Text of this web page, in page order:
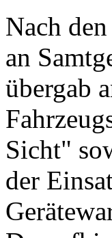
Nach
an
übergab
Sicht"
der